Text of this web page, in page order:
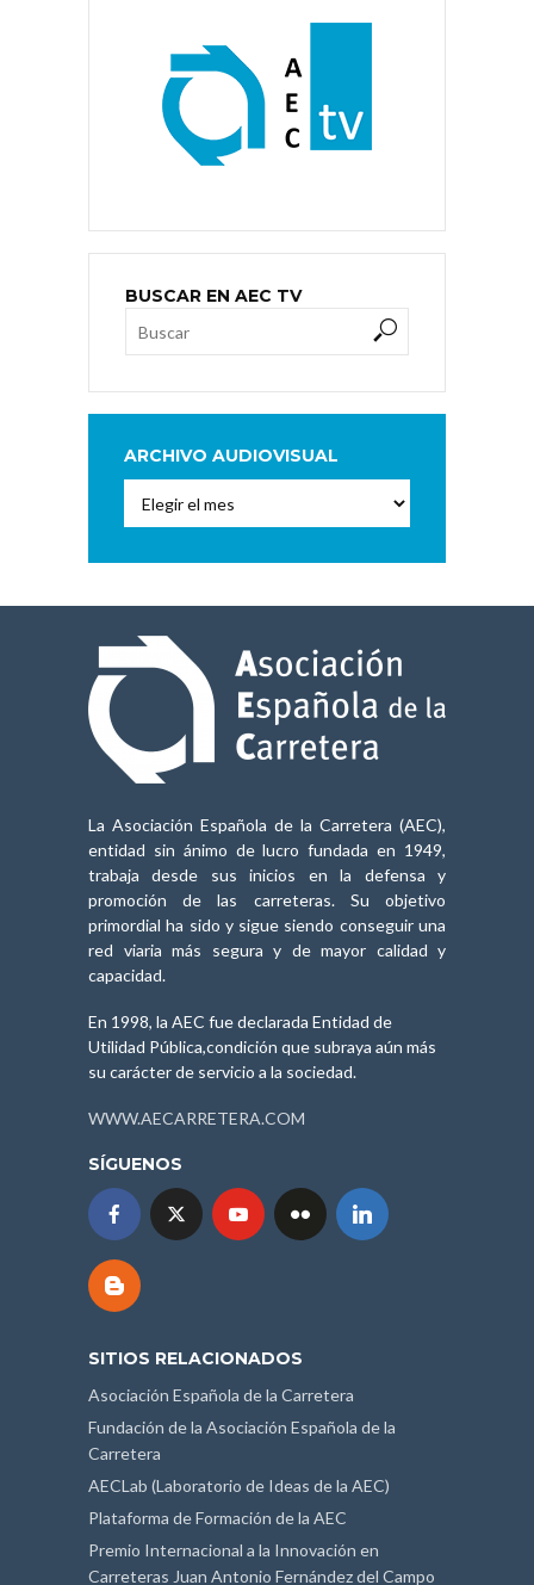
BUSCAR EN AEC TV
ARCHIVO AUDIOVISUAL
Audiovisual
La Asociación Española de la Carretera (AEC),
entidad sin ánimo de lucro fundada en 1949,
trabaja desde sus inicios en la defensa y
promoción de las carreteras. Su objetivo
primordial ha sido y sigue siendo conseguir una
red viaria más segura y de mayor calidad y
capacidad.
En 1998, la AEC fue declarada Entidad de
Utilidad Pública,condición que subraya aún más
su carácter de servicio a la sociedad.
WWW.AECARRETERA.COM
SÍGUENOS
SITIOS RELACIONADOS
Asociación Española de la Carretera
Fundación de la Asociación Española de la
Carretera
AECLab (Laboratorio de Ideas de la AEC)
Plataforma de Formación de la AEC
Premio Internacional a la Innovación en
Carreteras Juan Antonio Fernández del Campo